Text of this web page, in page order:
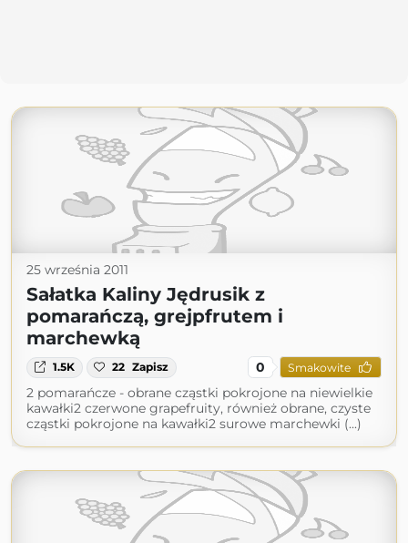
25 września 2011
Sałatka Kaliny Jędrusik z
pomarańczą, grejpfrutem i
marchewką
1.5K 22 Zapisz 0 Smakowite
2 pomarańcze - obrane cząstki pokrojone na niewielkie
kawałki2 czerwone grapefruity, również obrane, czyste
cząstki pokrojone na kawałki2 surowe marchewki (...)